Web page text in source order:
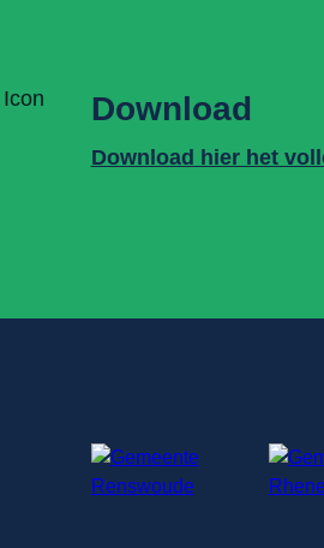
Download
Download hier het